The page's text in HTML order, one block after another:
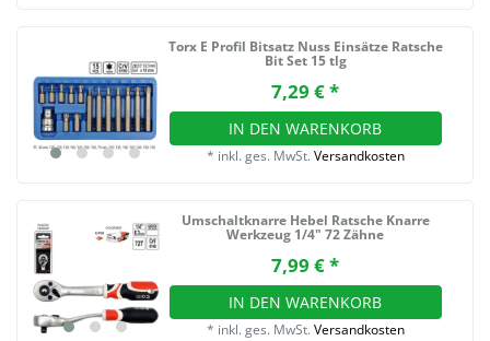
Torx E Profil Bitsatz Nuss Einsätze Ratsche
Bit Set 15 tlg
7,29 € *
IN DEN WARENKORB
* inkl. ges. MwSt. Versandkosten
Umschaltknarre Hebel Ratsche Knarre
Werkzeug 1/4" 72 Zähne
7,99 € *
IN DEN WARENKORB
* inkl. ges. MwSt. Versandkosten